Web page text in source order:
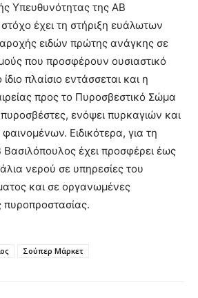
Υπευθυνότητας της ΑΒ
έχει τη στήριξη ευάλωτων
ειδών πρώτης ανάγκης σε
που προσφέρουν ουσιαστικό
πλαίσιο εντάσσεται και η
προς το Πυροσβεστικό Σώμα
ενόψει πυρκαγιών και
Ειδικότερα, για τη
έχει προσφέρει έως
νερού σε υπηρεσίες του
και σε οργανωμένες
πυροπροστασίας.
Σούπερ Μάρκετ